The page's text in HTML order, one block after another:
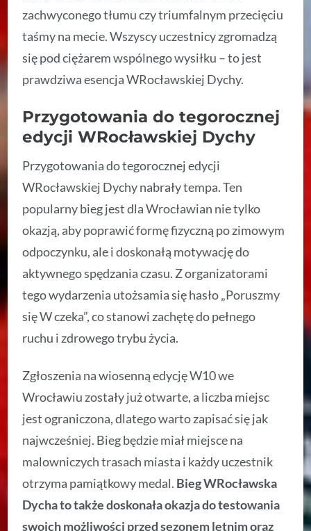
zachwyconego tłumu czy triumfalnym przecięciu
taśmy na mecie. Wszyscy uczestnicy zgromadzą
się pod ciężarem wspólnego wysiłku – to jest
prawdziwa esencja WRocławskiej Dychy.
Przygotowania do tegorocznej
edycji WRocławskiej Dychy
Przygotowania do tegorocznej edycji
WRocławskiej Dychy nabrały tempa. Ten
popularny bieg jest dla Wrocławian nie tylko
okazją, aby poprawić formę fizyczną po zimowym
odpoczynku, ale i doskonałą motywację do
aktywnego spędzania czasu. Z organizatorami
tego wydarzenia utożsamia się hasło „Poruszmy
się W czeka”, co stanowi zachętę do pełnego
ruchu i zdrowego trybu życia.
Zgłoszenia na wiosenną edycję W10 we
Wrocławiu zostały już otwarte, a liczba miejsc
jest ograniczona, dlatego warto zapisać się jak
najwcześniej. Bieg będzie miał miejsce na
malowniczych trasach miasta i każdy uczestnik
otrzyma pamiątkowy medal. Bieg WRocławska
Dycha to także doskonała okazja do testowania
swoich możliwości przed sezonem letnim oraz